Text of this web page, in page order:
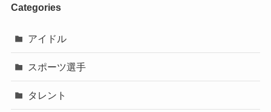
Categories
アイドル
スポーツ選手
タレント